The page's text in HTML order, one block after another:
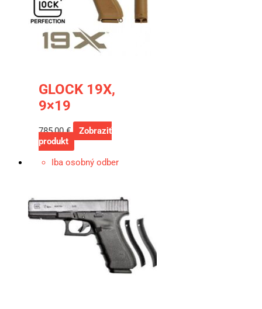
GLOCK 19X,
9×19
785,00€
Zobraziť
produkt
Iba osobný odber